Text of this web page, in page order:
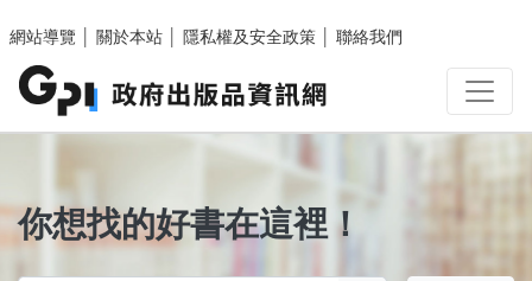
網站導覽
關於本站 隱私權及安全政策 聯絡我們
你想找的好書在這裡！